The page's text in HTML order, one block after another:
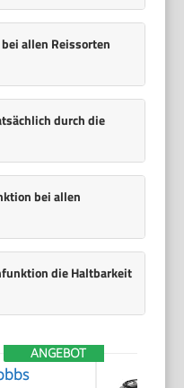
allen Reissorten
durch die
bei allen
die Haltbarkeit
ANGEBOT